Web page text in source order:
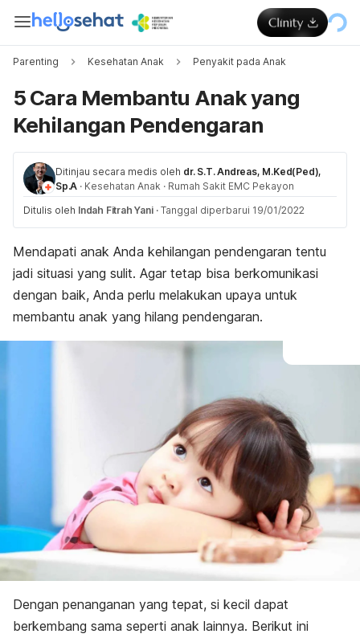
Parenting Kesehatan Anak Penyakit pada Anak
5 Cara Membantu Anak yang
Kehilangan Pendengaran
Ditinjau secara medis oleh dr. S.T. Andreas, M.Ked(Ped),
Sp.A · Kesehatan Anak · Rumah Sakit EMC Pekayon
Ditulis oleh Indah Fitrah Yani · Tanggal diperbarui 19/01/2022
Mendapati anak Anda kehilangan pendengaran tentu
jadi situasi yang sulit. Agar tetap bisa berkomunikasi
dengan baik, Anda perlu melakukan upaya untuk
membantu anak yang hilang pendengaran.
Dengan penanganan yang tepat, si kecil dapat
berkembang sama seperti anak lainnya. Berikut ini